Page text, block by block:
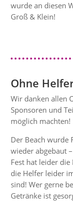
wurde an diesen
Groß & Klein!
Ohne
Wir danken allen
Sponsoren und
möglich machten!
Der Beach wurde
wieder abgebaut
Fest hat leider die
die Helfer leider
sind! Wer gerne
Getränke ist